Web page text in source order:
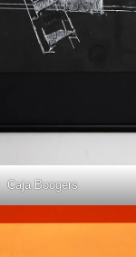
Caja Boogers